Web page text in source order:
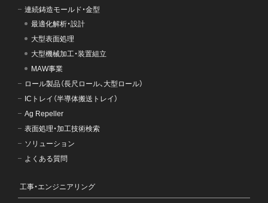
連続鋳造モールド・金型
最適化解析・設計
大型表面処理
大型機械加工・装置組立
MAW事業
ロール製品（長尺ロール、大型ロール）
ICトレイ（半導体搬送トレイ）
Ag Repeller
表面処理・加工技術検索
ソリューション
よくある質問
工事・エンジニアリング